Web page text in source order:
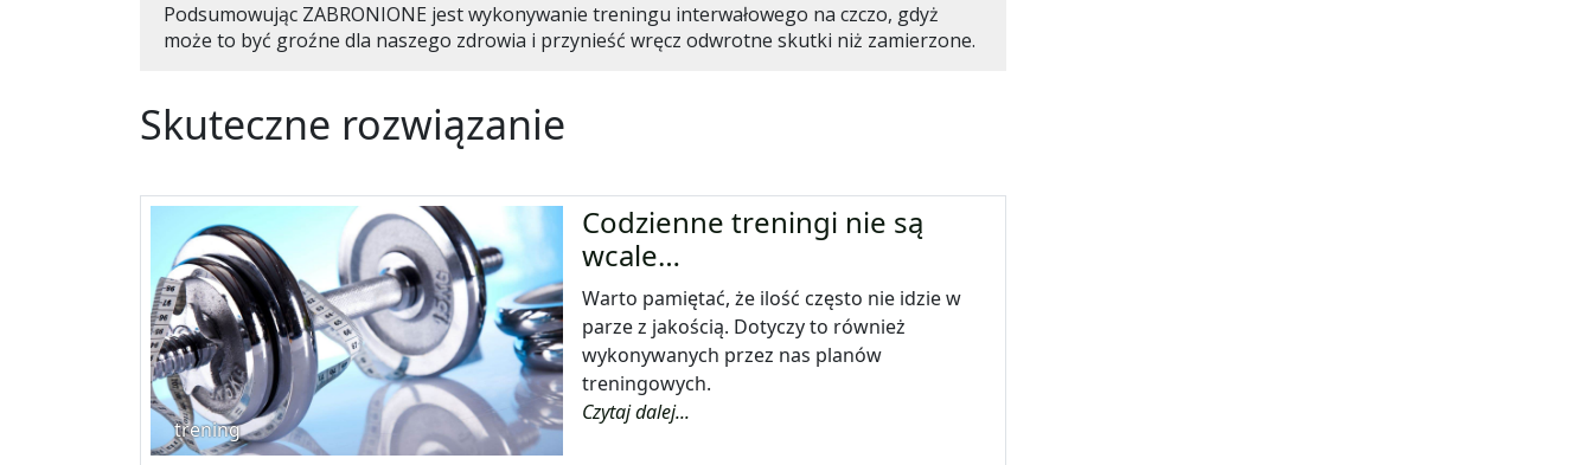
Podsumowując ZABRONIONE jest wykonywanie treningu interwałowego na czczo, gdyż
może to być groźne dla naszego zdrowia i przynieść wręcz odwrotne skutki niż zamierzone.
Skuteczne rozwiązanie
trening
Codzienne treningi nie są
wcale…
Warto pamiętać, że ilość często nie idzie w
parze z jakością. Dotyczy to również
wykonywanych przez nas planów
treningowych.
Czytaj dalej...